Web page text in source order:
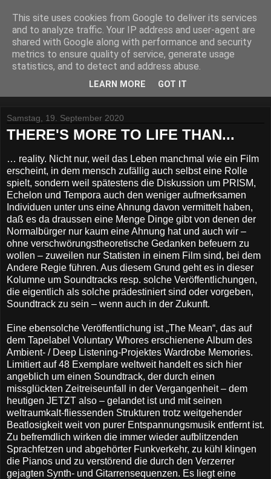
Lost Reviews From The
Archive
Was nach der Deadline übrig blieb.
Samstag, 19. September 2020
THERE'S MORE TO LIFE THAN...
… reality. Nicht nur, weil das Leben manchmal wie ein Film
erscheint, in dem mensch zufällig auch selbst eine Rolle
spielt, sondern weil spätestens die Diskussion um PRISM,
Echelon und Tempora auch den weniger aufmerksamen
Individuen unter uns eine Ahnung davon vermittelt haben,
daß es da draussen eine Menge Dinge gibt von denen der
Normalbürger nur kaum eine Ahnung hat und auch wir –
ohne verschwörungstheoretische Gedanken befeuern zu
wollen – zuweilen nur Statisten in einem Film sind, bei dem
Andere Regie führen. Aus diesem Grund geht es in dieser
Kolumne um Soundtracks resp. solche Veröffentlichungen,
die eigentlich als solche prädestiniert sind oder vorgeben,
Soundtrack zu sein – wenn auch in der Zukunft.
Eine ebensolche Veröffentlichung ist „The Mean“, das auf
dem Tapelabel Voluntary Whores erschienene Album des
Ambient- / Deep Listening-Projektes Wardrobe Memories.
Limitiert auf 48 Exemplare weltweit handelt es sich hier
angeblich um einen Soundtrack, der durch einen
missglückten Zeitreiseunfall in der Vergangenheit – dem
heutigen JETZT also – gelandet ist und mit seinen
weltraumkalt-fliessenden Strukturen trotz weitgehender
Beatlosigkeit weit von purer Entspannungsmusik entfernt ist.
Zu befremdlich wirken die immer wieder aufblitzenden
Sprachfetzen und abgehörter Funkverkehr, zu kühl klingen
die Pianos und zu verstörend die durch den Verzerrer
gejagten Synth- und Gitarrensequenzen. Es liegt eine
This site uses cookies from Google to deliver its services
and to analyze traffic. Your IP address and user-agent are
shared with Google along with performance and security
metrics to ensure quality of service, generate usage
statistics, and to detect and address abuse.
LEARN MORE GOT IT